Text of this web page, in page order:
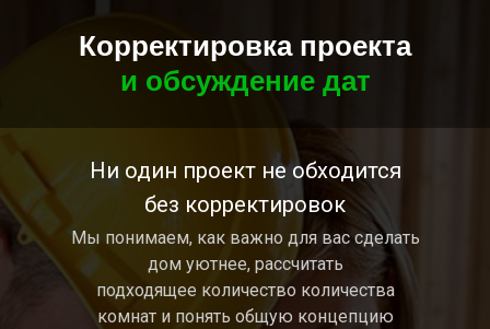
Корректировка проекта
и обсуждение дат
Мы понимаем, как важно для вас сделать
дом уютнее, рассчитать
подходящее количество количества
комнат и понять общую концепцию
Ни один проект не обходится
без корректировок